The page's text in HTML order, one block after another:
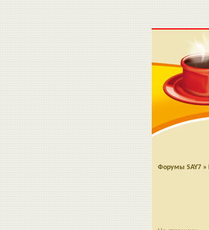
Форумы SAY7 »